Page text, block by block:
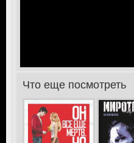
>Что еще посмотреть